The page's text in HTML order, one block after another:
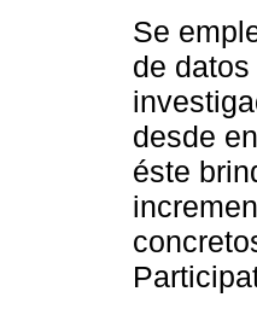
Se
de
desde
éste